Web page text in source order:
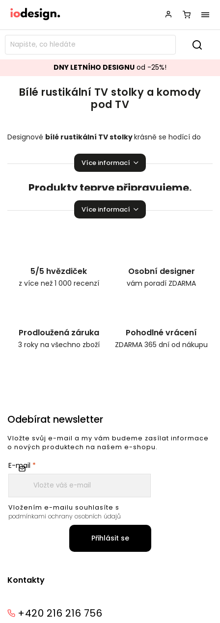
DNY LETNÍHO DESIGNU od -25%!
Bílé rustikální TV stolky a komody
pod TV
Designové bílé rustikální TV stolkykrásně se hodící do
zaručeně pozvednou úroveň vaší domácnosti!
Více informací
Produkty teprve připravujeme.
Můžete se ale podívat na ostatní kategorie.
Více informací
5/5 hvězdiček
z více než 1 000 recenzí
Osobní designer
vám poradí ZDARMA
Prodloužená záruka
3 roky na všechno zboží
Pohodlné vrácení
ZDARMA 365 dní od nákupu
Kontakty
+420 216 216 756
Odebírat newsletter
Vložte svůj e-mail a my vám budeme zasílat informace
o nových produktech na našem e-shopu.
E-mail
Vložením e-mailu souhlasíte s
podmínkami ochrany osobních údajů
Přihlásit se